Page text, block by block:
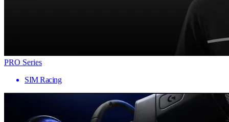
PRO Series
SIM Racing